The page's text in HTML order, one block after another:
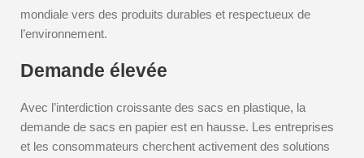
mondiale vers des produits durables et respectueux de
l’environnement.
Demande élevée
Avec l’interdiction croissante des sacs en plastique, la
demande de sacs en papier est en hausse. Les entreprises
et les consommateurs cherchent activement des solutions